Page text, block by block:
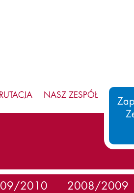
NASZ ZESPÓŁ
2010 2008/2009